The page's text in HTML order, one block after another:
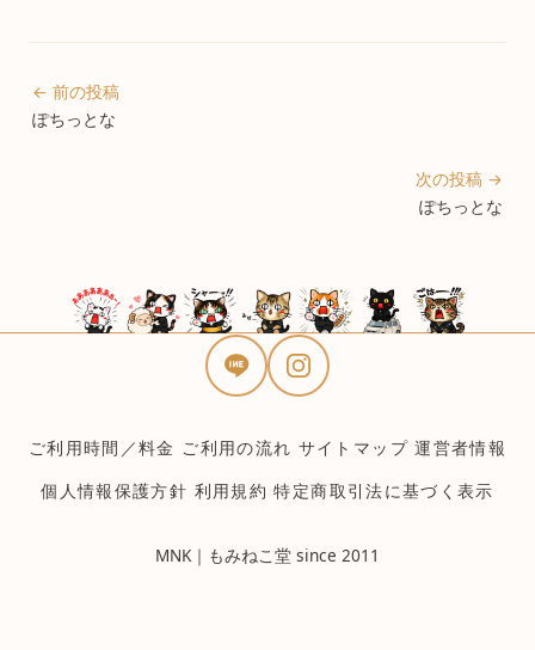
← 前の投稿
ぽちっとな
次の投稿 →
ぽちっとな
ご利用時間／料金 ご利用の流れ サイトマップ 運営者情報
個人情報保護方針 利用規約 特定商取引法に基づく表示
MNK｜もみねこ堂 since 2011